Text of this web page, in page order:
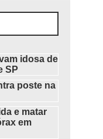
idosa de
SP
poste na
e matar
em